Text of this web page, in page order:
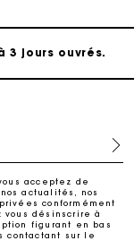
jours ouvrés.
3 jours ouvrés.
acceptez de
actualités, nos
conformément
vous désinscrire à
figurant en bas
contactant sur le